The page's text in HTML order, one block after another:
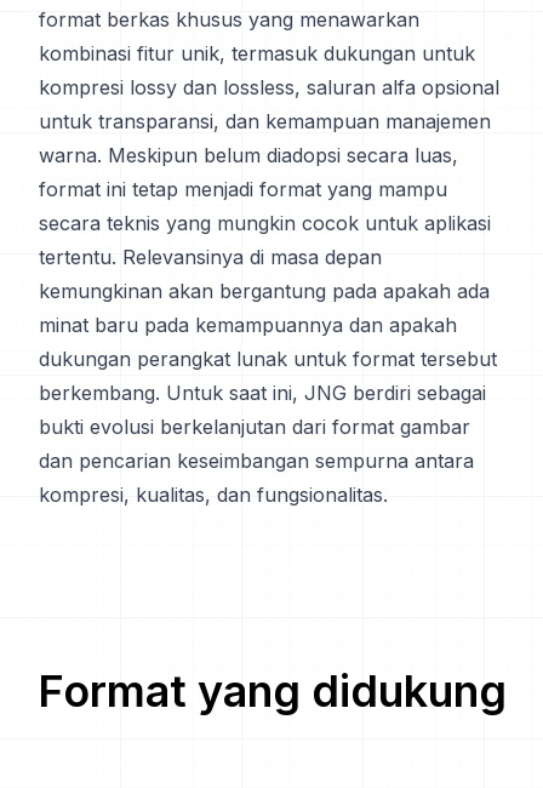
format berkas khusus yang menawarkan
kombinasi fitur unik, termasuk dukungan untuk
kompresi lossy dan lossless, saluran alfa opsional
untuk transparansi, dan kemampuan manajemen
warna. Meskipun belum diadopsi secara luas,
format ini tetap menjadi format yang mampu
secara teknis yang mungkin cocok untuk aplikasi
tertentu. Relevansinya di masa depan
kemungkinan akan bergantung pada apakah ada
minat baru pada kemampuannya dan apakah
dukungan perangkat lunak untuk format tersebut
berkembang. Untuk saat ini, JNG berdiri sebagai
bukti evolusi berkelanjutan dari format gambar
dan pencarian keseimbangan sempurna antara
kompresi, kualitas, dan fungsionalitas.
Format yang didukung